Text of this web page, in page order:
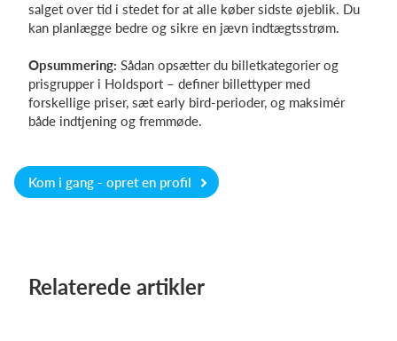
salget over tid i stedet for at alle køber sidste øjeblik. Du
kan planlægge bedre og sikre en jævn indtægtsstrøm.
Opsummering: Sådan opsætter du billetkategorier og
prisgrupper i Holdsport – definer billettyper med
forskellige priser, sæt early bird-perioder, og maksimér
både indtjening og fremmøde.
Kom i gang - opret en profil
Relaterede artikler